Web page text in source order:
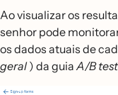
Ao visualizar os
senhor pode
os dados atuais de
geral) da guia A/B